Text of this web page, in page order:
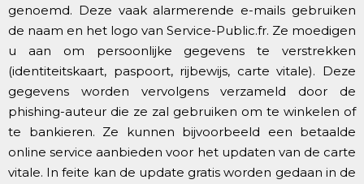
genoemd. Deze vaak alarmerende e-mails gebruiken
de naam en het logo van Service-Public.fr. Ze moedigen
u aan om persoonlijke gegevens te verstrekken
(identiteitskaart, paspoort, rijbewijs, carte vitale). Deze
gegevens worden vervolgens verzameld door de
phishing-auteur die ze zal gebruiken om te winkelen of
te bankieren. Ze kunnen bijvoorbeeld een betaalde
online service aanbieden voor het updaten van de carte
vitale. In feite kan de update gratis worden gedaan in de